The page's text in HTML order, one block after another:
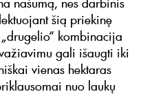
šią priekinę
kombinacija
gali išaugti iki
vienas hektaras
nuo laukų